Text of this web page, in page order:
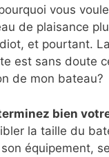
vous
de plaisance
et pourtant.
est sans doute
de mon bateau?
bien
la taille du
équipement,